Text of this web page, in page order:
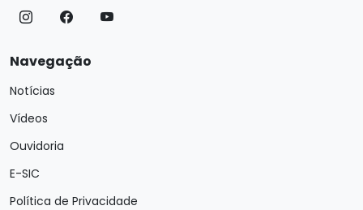
Navegação
Notícias
Vídeos
Ouvidoria
E-SIC
Política de Privacidade